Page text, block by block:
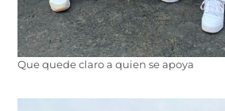
Que quede claro a quien se apoya